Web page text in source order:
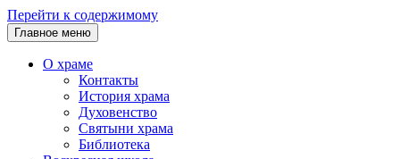
Перейти к содержимому
Главное меню
О храме
Контакты
История храма
Духовенство
Святыни храма
Библиотека